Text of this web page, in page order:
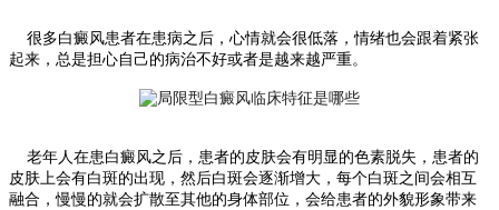
很多白癜风患者在患病之后，心情就会很低落，情绪也会跟着紧张
起来，总是担心自己的病治不好或者是越来越严重。
老年人在患白癜风之后，患者的皮肤会有明显的色素脱失，患者的
皮肤上会有白斑的出现，然后白斑会逐渐增大，每个白斑之间会相互
融合，慢慢的就会扩散至其他的身体部位，会给患者的外貌形象带来